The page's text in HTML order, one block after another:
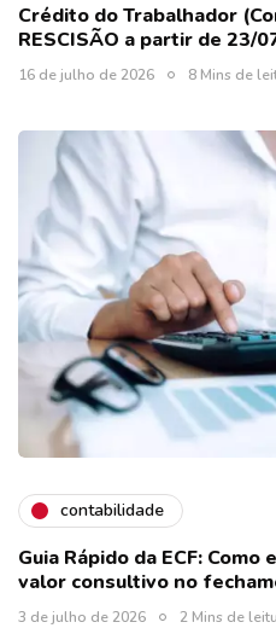
Crédito do Trabalhador
RESCISÃO a partir de 23/
16 de julho de 2026 8 Mins de
contabilidade
Guia Rápido da ECF:
valor consultivo no
3 de julho de 2026 2 Mins de